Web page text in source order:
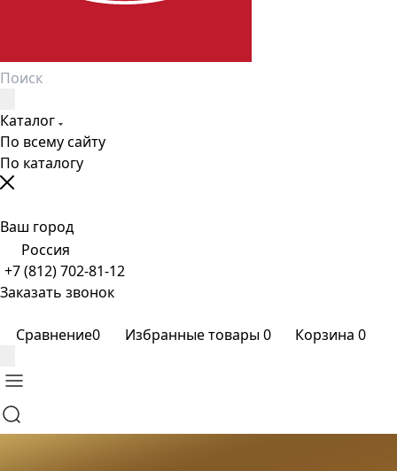
Каталог
По всему сайту
По каталогу
Ваш город
Россия
+7 (812) 702-81-12
Заказать звонок
Сравнение0 Избранные товары0 Корзина 0